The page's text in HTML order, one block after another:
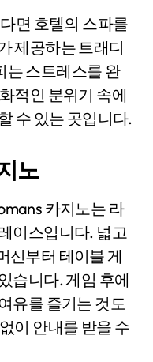
면 호텔의 스파를
제공하는 트래디
는 스트레스를 완
적인 분위기 속에
수 있는 곳입니다.
노
카지노는 라
이스입니다. 넓고
신부터 테이블 게
습니다. 게임 후에
유를 즐기는 것도
이 안내를 받을 수